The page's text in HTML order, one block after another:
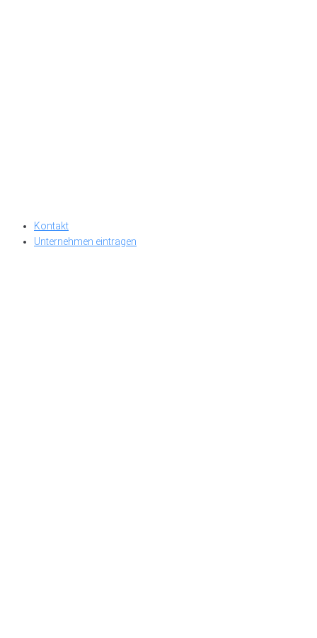
Kontakt
Unternehmen eintragen